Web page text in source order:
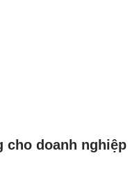
cho doanh nghiệp